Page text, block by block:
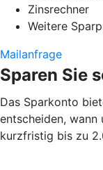
Zinsrechner
Weitere
Mailanfrage
Sparen Sie
Das Sparkonto
entscheiden, wann
kurzfristig bis zu